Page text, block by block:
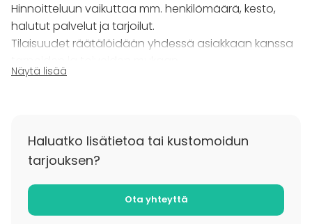
Hinnoitteluun vaikuttaa mm. henkilömäärä, kesto,
halutut palvelut ja tarjoilut.
Tilaisuudet räätälöidään yhdessä asiakkaan kanssa
Näytä lisää
Haluatko lisätietoa tai kustomoidun
tarjouksen?
Ota yhteyttä